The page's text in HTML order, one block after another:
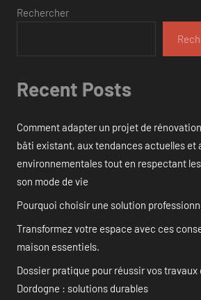
Rechercher
Recent Posts
Comment adapter un projet de
bâti existant, aux tendances actuelles et
environnementales tout en respectant
son mode de vie
Pourquoi choisir une solution
Transformez votre espace avec ces
maison essentiels.
Dossier pratique pour réussir vos travaux
Dordogne : solutions durables